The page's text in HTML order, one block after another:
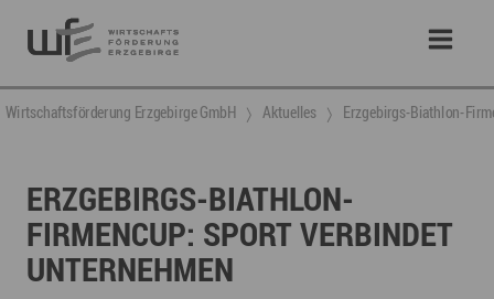
Wirtschaftsförderung Erzgebirge GmbH Aktuelles Erzgebirgs-Biathlon-
ERZGEBIRGS-BIATHLON-
FIRMENCUP: SPORT VERBINDET
UNTERNEHMEN